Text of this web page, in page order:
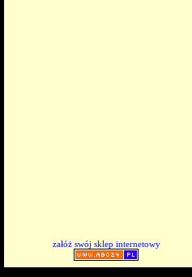
załóż swój sklep internetowy